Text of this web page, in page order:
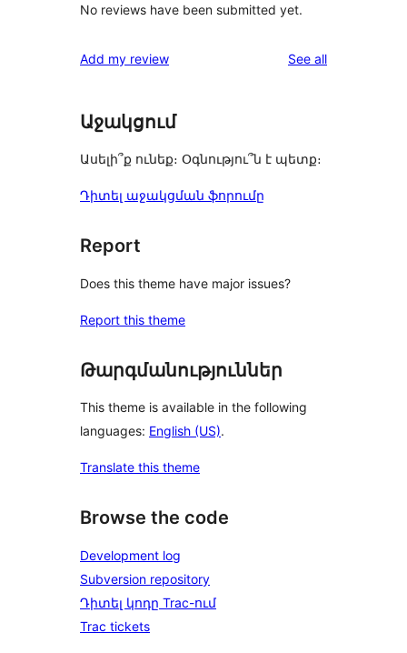
No reviews have been submitted yet.
Add my review See allreviews
Աջակցում
Ասելի՞ք ունեք։ Օգնությու՞ն է պետք։
Դիտել աջակցման ֆորումը
Report
Does this theme have major issues?
Report this theme
Թարգմանություններ
This theme is available in the following
languages: English (US).
Translate this theme
Browse the code
Development log
Subversion repository
Դիտել կոդը Trac-ում
Trac tickets